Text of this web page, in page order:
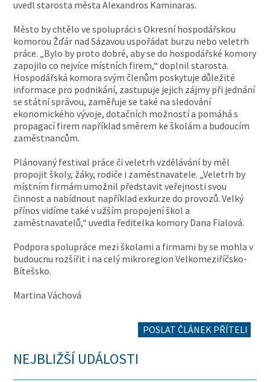
uvedl starosta města Alexandros Kaminaras.
Město by chtělo ve spolupráci s Okresní hospodářskou
komorou Žďár nad Sázavou uspořádat burzu nebo veletrh
práce. „Bylo by proto dobré, aby se do hospodářské komory
zapojilo co nejvíce místních firem,“ doplnil starosta.
Hospodářská komora svým členům poskytuje důležité
informace pro podnikání, zastupuje jejich zájmy při jednání
se státní správou, zaměřuje se také na sledování
ekonomického vývoje, dotačních možností a pomáhá s
propagací firem například směrem ke školám a budoucím
zaměstnancům.
Plánovaný festival práce či veletrh vzdělávání by měl
propojit školy, žáky, rodiče i zaměstnavatele. „Veletrh by
místním firmám umožnil představit veřejnosti svou
činnost a nabídnout například exkurze do provozů. Velký
přínos vidíme také v užším propojení škol a
zaměstnavatelů,“ uvedla ředitelka komory Dana Fialová.
Podpora spolupráce mezi školami a firmami by se mohla v
budoucnu rozšířit i na celý mikroregion Velkomeziříčsko-
Bítešsko.
Martina Váchová
POSLAT ČLÁNEK PŘÍTELI
NEJBLIŽŠÍ UDÁLOSTI